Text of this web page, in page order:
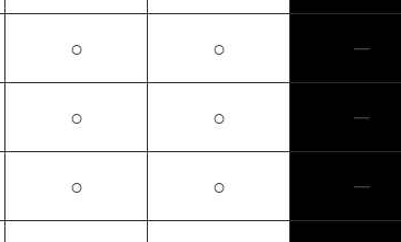
○ ○ ─
○ ○ ─
○ ○ ─